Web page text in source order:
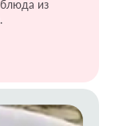
из